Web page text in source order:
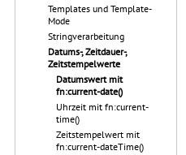
Templates und Template-
Mode
Stringverarbeitung
Datums-, Zeitdauer-,
Zeitstempelwerte
Datumswert mit
fn:current-date()
Uhrzeit mit fn:current-
time()
Zeitstempelwert mit
fn:current-dateTime()